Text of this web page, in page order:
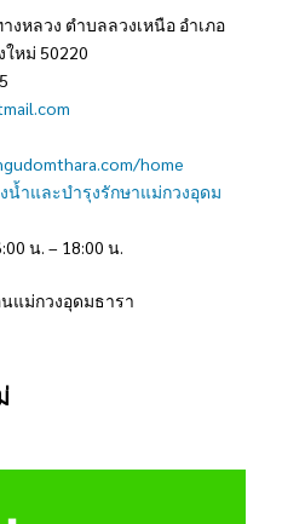
งหลวง ตำบลลวงเหนือ อำเภอ
ใหม่ 50220
home
น้ำและบำรุงรักษาแม่กวงอุดม
น. – 18:00 น.
แม่กวงอุดมธารา